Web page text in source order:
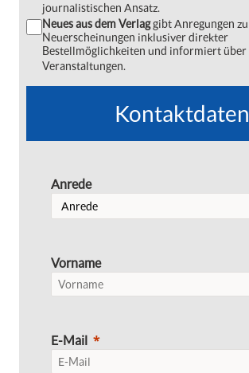
journalistischen Ansatz.
Neues aus dem Verlaggibt Anregungen zu
Neuerscheinungen inklusiver direkter
Bestellmöglichkeiten und informiert über
Veranstaltungen.
Kontaktdaten
Anrede
Vorname
E-Mail